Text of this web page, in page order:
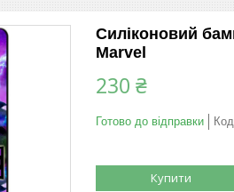
Силіконовий
Marvel
230 ₴
Готово до відправки
Купити